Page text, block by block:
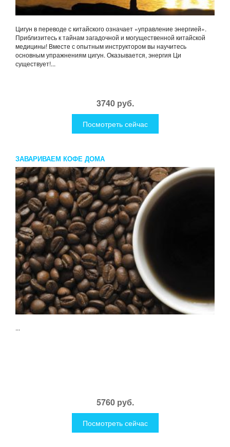
Цигун в переводе с китайского означает «управление энергией».
Приблизитесь к тайнам загадочной и могущественной китайской
медицины! Вместе с опытным инструктором вы научитесь
основным упражнениям цигун. Оказывается, энергия Ци
существует!...
3740 руб.
Посмотреть сейчас
ЗАВАРИВАЕМ КОФЕ ДОМА
...
5760 руб.
Посмотреть сейчас